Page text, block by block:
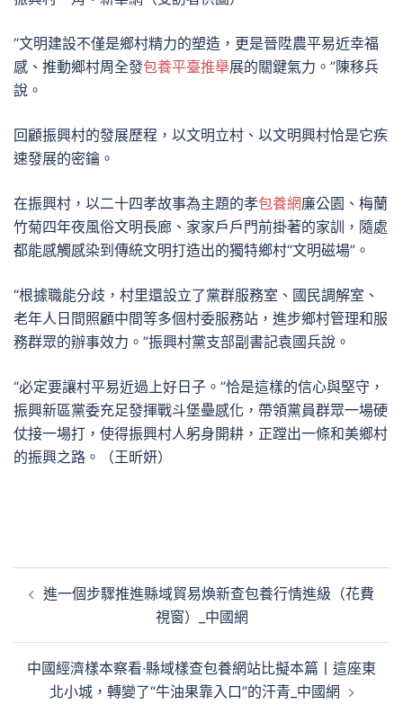
“文明建設不僅是鄉村精力的塑造，更是晉陞農平易近幸福
感、推動鄉村周全發包養平臺推舉展的關鍵氣力。”陳移兵
說。
回顧振興村的發展歷程，以文明立村、以文明興村恰是它疾
速發展的密鑰。
在振興村，以二十四孝故事為主題的孝包養網廉公園、梅蘭
竹菊四年夜風俗文明長廊、家家戶戶門前掛著的家訓，隨處
都能感觸感染到傳統文明打造出的獨特鄉村“文明磁場”。
“根據職能分歧，村里還設立了黨群服務室、國民調解室、
老年人日間照顧中間等多個村委服務站，進步鄉村管理和服
務群眾的辦事效力。”振興村黨支部副書記袁國兵說。
“必定要讓村平易近過上好日子。”恰是這樣的信心與堅守，
振興新區黨委充足發揮戰斗堡壘感化，帶領黨員群眾一場硬
仗接一場打，使得振興村人躬身開耕，正蹚出一條和美鄉村
的振興之路。（王昕妍）
章
覽
進一個步驟推進縣域貿易煥新查包養行情進級（花費
視窗）_中國網
中國經濟樣本察看·縣域樣查包養網站比擬本篇丨這座東
北小城，轉變了“牛油果靠入口”的汗青_中國網